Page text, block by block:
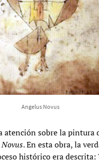
Angelus Novus
atención sobre la pintura
. En esta obra, la
histórico era descrita: